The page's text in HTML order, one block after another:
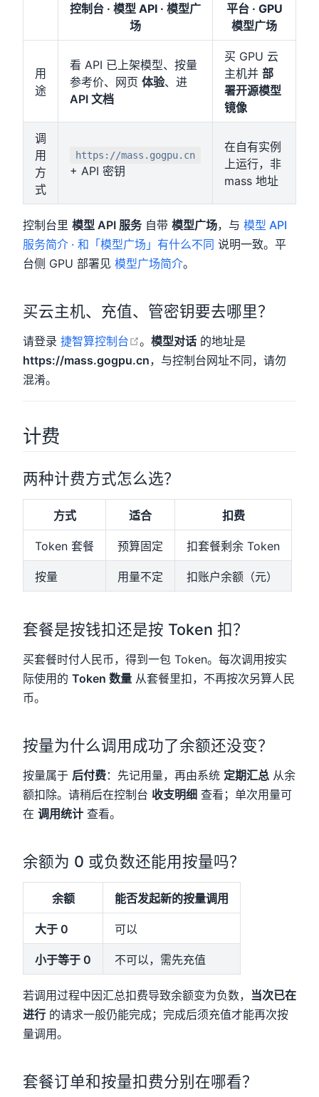
控制台 · 模型 API · 模型广
场
平台 · GPU
模型广场
用
途
看 API 已上架模型、按量
参考价、网页 体验、进
API 文档
买 GPU 云
主机并 部
署开源模型
镜像
调
用
方
式
https://mass.gogpu.cn
+ API 密钥
在自有实例
上运行，非
mass 地址
控制台里 模型 API 服务自带 模型广场，与 模型 API
服务简介 · 和「模型广场」有什么不同 说明一致。平
台侧 GPU 部署见 模型广场简介。
买云主机、充值、管密钥要去哪里？
请登录 捷智算控制台 open in new window
。 模型对话 的地址是
https://mass.gogpu.cn，与控制台网址不同，请勿
混淆。
计费
两种计费方式怎么选？
方式 适合 扣费
Token 套餐 预算固定 扣套餐剩余 Token
按量 用量不定 扣账户余额（元）
套餐是按钱扣还是按 Token 扣？
买套餐时付人民币，得到一包 Token。每次调用按实
际使用的 Token 数量 从套餐里扣，不再按次另算人民
币。
按量为什么调用成功了余额还没变？
按量属于 后付费：先记用量，再由系统 定期汇总 从余
额扣除。请稍后在控制台 收支明细 查看；单次用量可
在 调用统计 查看。
余额为 0 或负数还能用按量吗？
余额 能否发起新的按量调用
大于 0 可以
小于等于 0 不可以，需先充值
若调用过程中因汇总扣费导致余额变为负数， 当次已在
进行 的请求一般仍能完成；完成后须充值才能再次按
量调用。
套餐订单和按量扣费分别在哪看？